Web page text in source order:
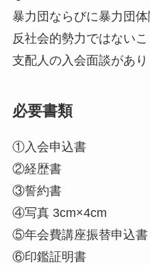
暴力団ならびに暴力団
反社会的勢力ではないこ
支配人の入会面談があり
必要書類
①入会申込書
②経歴書
③誓約書
④写真 3cm×4cm
⑤年会費講座振替申込書
⑥印鑑証明書